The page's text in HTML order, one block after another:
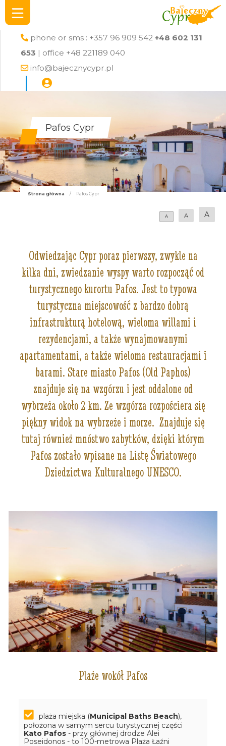
phone or sms : +357 96 909 542 +48 602 131
653 | office +48 221189 040
info@bajecznycypr.pl
Pafos Cypr
Strona główna / Pafos Cypr
A A A
Odwiedzając Cypr poraz pierwszy, zwykle na
kilka dni, zwiedzanie wyspy warto rozpocząć od
turystycznego kurortu Pafos. Jest to typowa
turystyczna miejscowość z bardzo dobrą
infrastrukturą hotelową, wieloma willami i
rezydencjami, a także wynajmowanymi
apartamentami, a także wieloma restauracjami i
barami. Stare miasto Pafos (Old Paphos)
znajduje się na wzgórzu i jest oddalone od
wybrzeża około 2 km. Ze wzgórza rozpościera się
piękny widok na wybrzeże i morze. Znajduje się
tutaj również mnóstwo zabytków, dzięki którym
Pafos zostało wpisane na Listę Światowego
Dziedzictwa Kulturalnego UNESCO.
Plaże wokół Pafos
plaża miejska (Municipal Baths Beach),
położona w samym sercu turystycznej części
Kato Pafos - przy głównej drodze Alei
Poseidonos - to 100-metrowa Plaża Łaźni